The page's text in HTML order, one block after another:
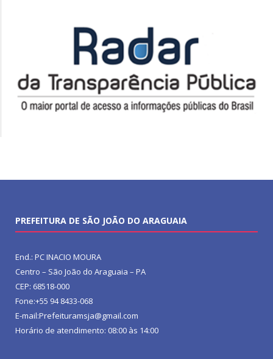
PREFEITURA DE SÃO JOÃO DO ARAGUAIA
End.: PC INACIO MOURA
Centro – São João do Araguaia – PA
CEP: 68518-000
Fone:+55 94 8433-068
E-mail:Prefeituramsja@gmail.com
Horário de atendimento: 08:00 às 14:00